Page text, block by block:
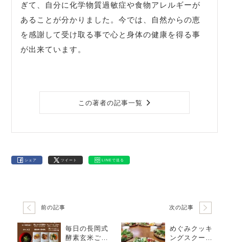
ぎて、自分に化学物質過敏症や食物アレルギーが
あることが分かりました。今では、自然からの恵
を感謝して受け取る事で心と身体の健康を得る事
が出来ています。
この著者の記事一覧
シェア ツイート LINEで送る
前の記事
毎日の長岡式
酵素玄米ご飯
次の記事
めぐみクッキ
ングスクール